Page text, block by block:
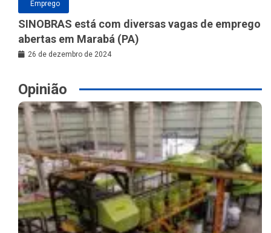
Emprego
SINOBRAS está com diversas vagas de emprego
abertas em Marabá (PA)
26 de dezembro de 2024
Opinião